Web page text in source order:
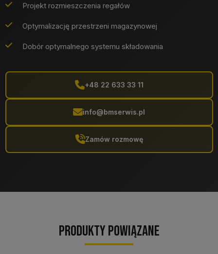
Projekt rozmieszczenia regałów
Optymalizację przestrzeni magazynowej
Dobór optymalnego systemu składowania
+48 22 633 33 11
info@bmserwis.pl
Zamów rozmowę
Produkty powiązane